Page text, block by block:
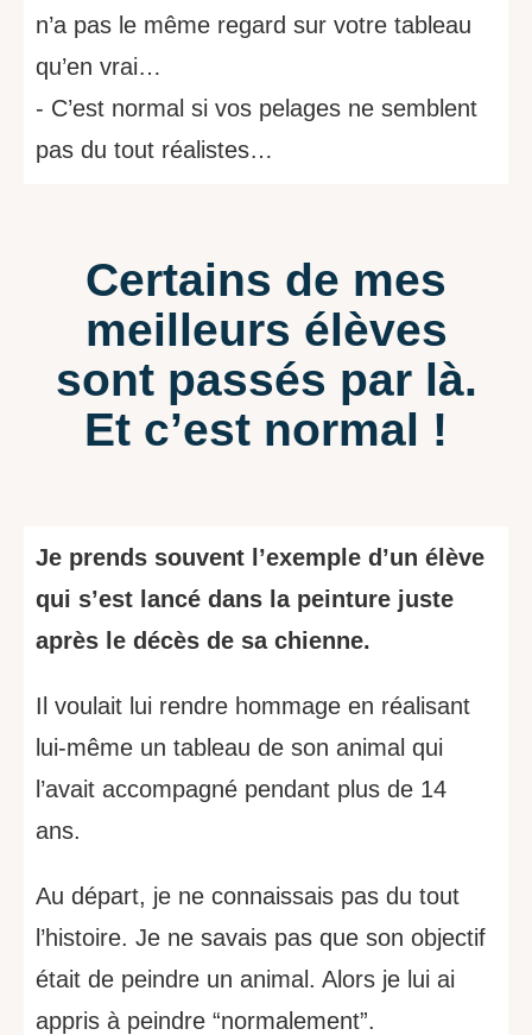
n’a pas le même regard sur votre tableau
qu’en vrai…
- C’est normal si vos pelages ne semblent
pas du tout réalistes…
Certains de mes
meilleurs élèves
sont passés par là.
Et c’est normal !
Je prends souvent l’exemple d’un élève
qui s’est lancé dans la peinture juste
après le décès de sa chienne.
Il voulait lui rendre hommage en réalisant
lui-même un tableau de son animal qui
l’avait accompagné pendant plus de 14
ans.
Au départ, je ne connaissais pas du tout
l’histoire. Je ne savais pas que son objectif
était de peindre un animal. Alors je lui ai
appris à peindre “normalement”.